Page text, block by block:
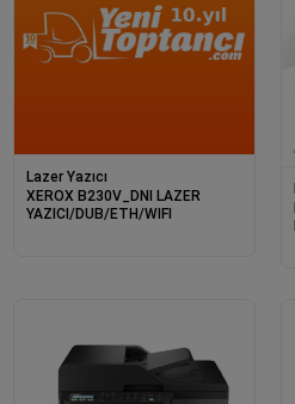
Lazer Yazıcı
XEROX B230V_DNI LAZER
YAZICI/DUB/ETH/WIFI